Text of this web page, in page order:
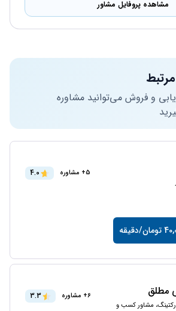
مشاهده پروفایل مشاور
و فروش می‌توانید مشاوره
5+ مشاوره 4.0
دقیقه
مطلق
مشاور کسب و
6+ مشاوره 3.3